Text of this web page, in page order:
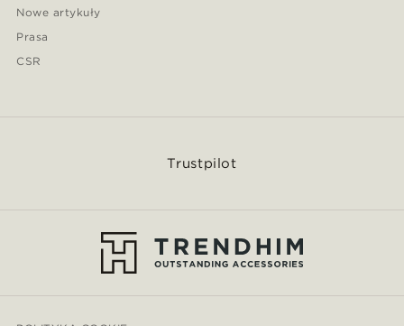
Nowe artykuły
Prasa
CSR
Trustpilot